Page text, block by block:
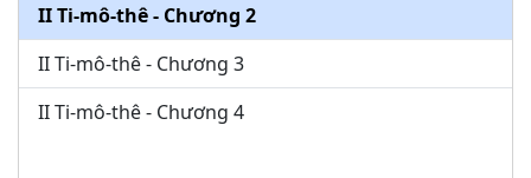
II Ti-mô-thê - Chương 2
II Ti-mô-thê - Chương 3
II Ti-mô-thê - Chương 4